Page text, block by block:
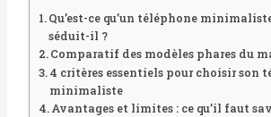
Qu’est-ce qu’un téléphone
séduit-il ?
Comparatif des modèles phares du
4 critères essentiels pour choisir son
minimaliste
Avantages et limites : ce qu’il faut